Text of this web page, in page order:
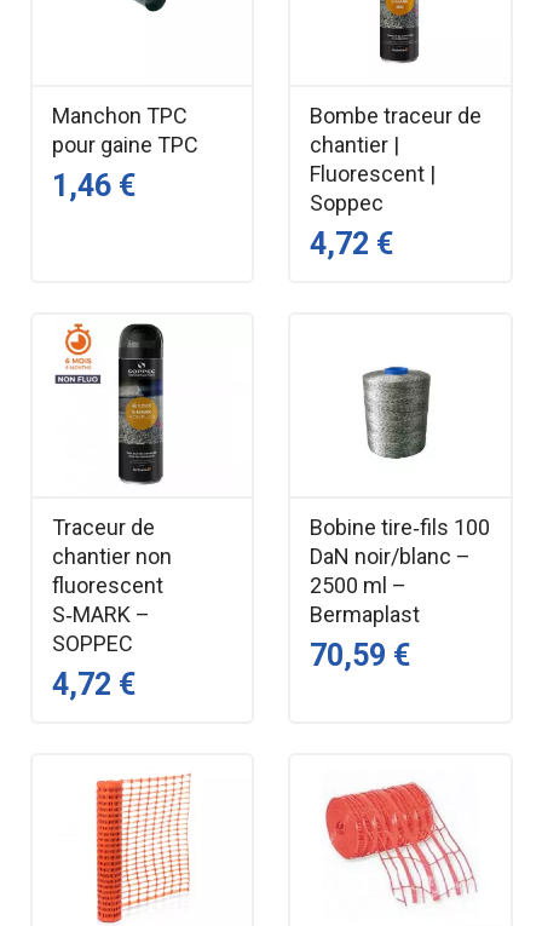
Manchon TPC
pour gaine TPC
1,46 €
Bombe traceur de
chantier |
Fluorescent |
Soppec
4,72 €
Traceur de
chantier non
fluorescent
S‑MARK –
SOPPEC
4,72 €
Bobine tire‑fils 100
DaN noir/blanc –
2500 ml –
Bermaplast
70,59 €